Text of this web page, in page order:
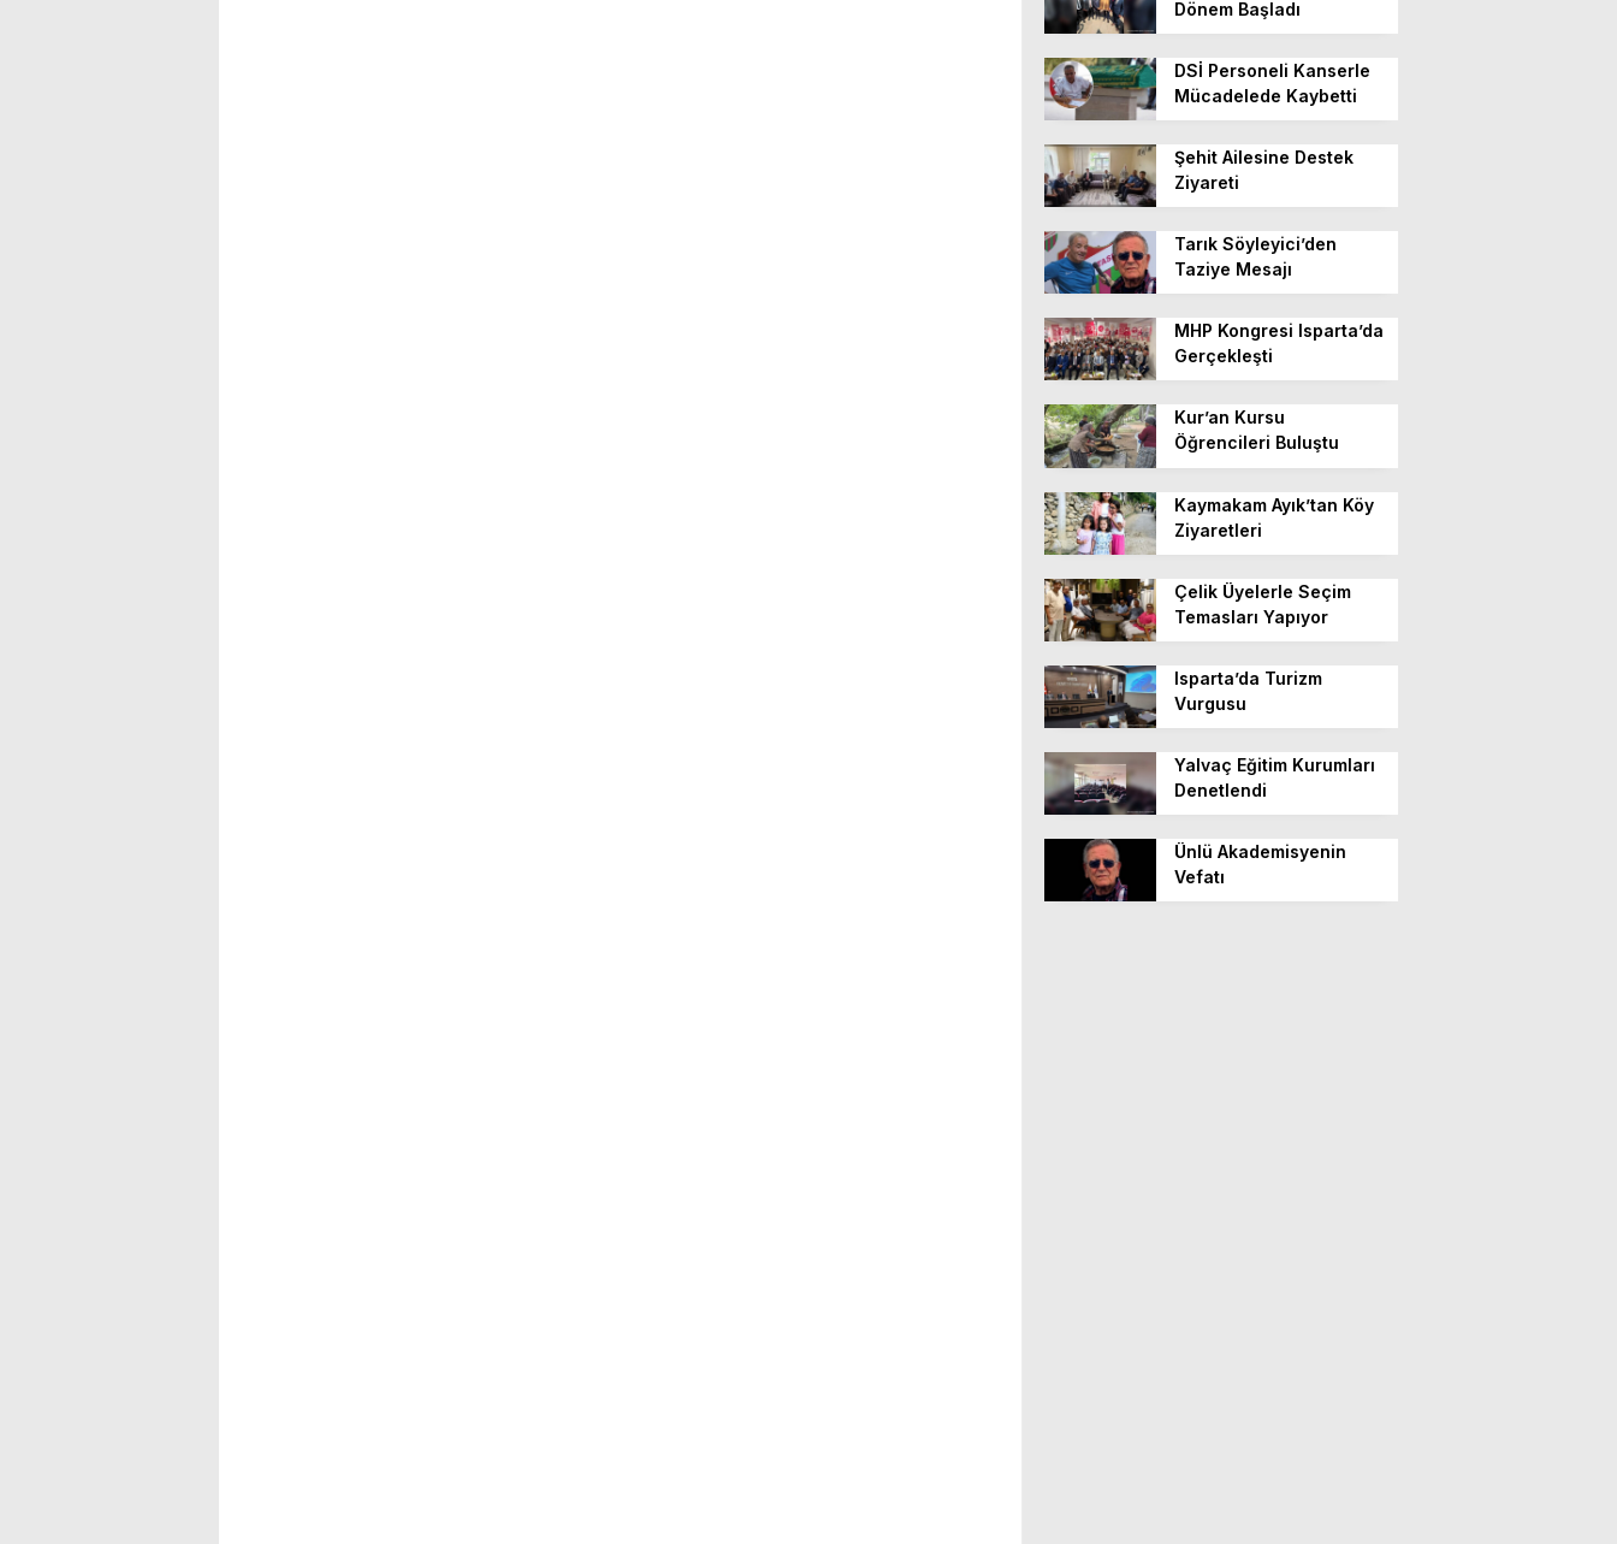
Dönem Başladı
DSİ Personeli Kanserle
Mücadelede Kaybetti
Şehit Ailesine Destek
Ziyareti
Tarık Söyleyici’den
Taziye Mesajı
MHP Kongresi Isparta’da
Gerçekleşti
Kur’an Kursu
Öğrencileri Buluştu
Kaymakam Ayık’tan Köy
Ziyaretleri
Çelik Üyelerle Seçim
Temasları Yapıyor
Isparta’da Turizm
Vurgusu
Yalvaç Eğitim Kurumları
Denetlendi
Ünlü Akademisyenin
Vefatı